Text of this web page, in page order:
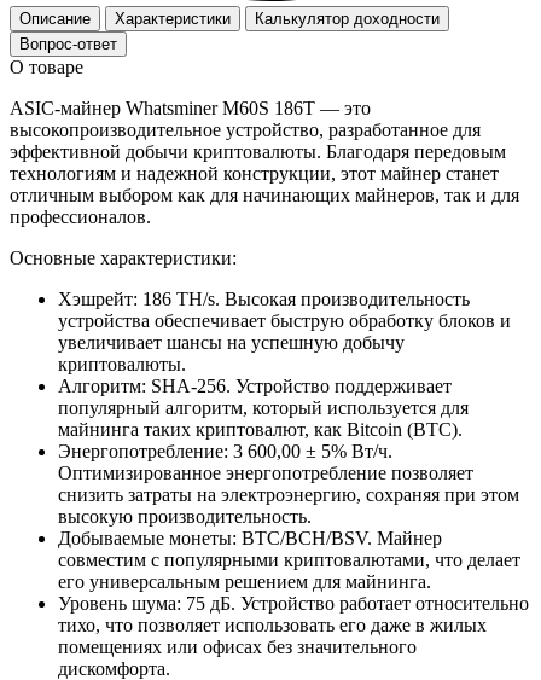
Описание Характеристики
Калькулятор доходности
Вопрос-ответ
О товаре
ASIC-майнер Whatsminer M60S 186T — это
высокопроизводительное устройство, разработанное для
эффективной добычи криптовалюты. Благодаря передовым
технологиям и надежной конструкции, этот майнер станет
отличным выбором как для начинающих майнеров, так и для
профессионалов.
Основные характеристики:
Хэшрейт: 186 TH/s. Высокая производительность
устройства обеспечивает быструю обработку блоков и
увеличивает шансы на успешную добычу
криптовалюты.
Алгоритм: SHA-256. Устройство поддерживает
популярный алгоритм, который используется для
майнинга таких криптовалют, как Bitcoin (BTC).
Энергопотребление: 3 600,00 ± 5% Вт/ч.
Оптимизированное энергопотребление позволяет
снизить затраты на электроэнергию, сохраняя при этом
высокую производительность.
Добываемые монеты: BTC/BCH/BSV. Майнер
совместим с популярными криптовалютами, что делает
его универсальным решением для майнинга.
Уровень шума: 75 дБ. Устройство работает относительно
тихо, что позволяет использовать его даже в жилых
помещениях или офисах без значительного
дискомфорта.